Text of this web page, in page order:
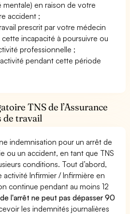
mentale) en raison de votre
accident ;
prescrit par votre médecin
incapacité à poursuivre ou
professionnelle ;
pendant cette période
TNS de l’Assurance
de travail
indemnisation pour un arrêt de
ou un accident, en tant que TNS
conditions. Tout d’abord,
activité Infirmier / Infirmière en
continue pendant au moins 12
l'arrêt ne peut pas dépasser 90
les indemnités journalières